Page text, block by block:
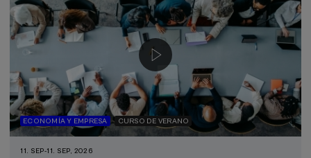
ECONOMÍA Y EMPRESA CURSO DE VERANO
11. SEP-11. SEP, 2026